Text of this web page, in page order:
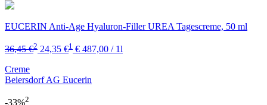
EUCERIN Anti-Age Hyaluron-Filler UREA Tagescreme, 50 ml
36,45 €2 24,35 €1 € 487,00 / 1l
Creme
Beiersdorf AG Eucerin
-33%2